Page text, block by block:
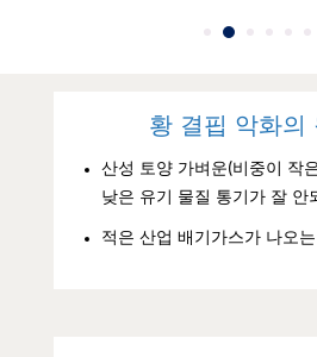
황 결핍 악화의
산성 토양 가벼운(비중이 작
낮은 유기 물질 통기가 잘 안
적은 산업 배기가스가 나오